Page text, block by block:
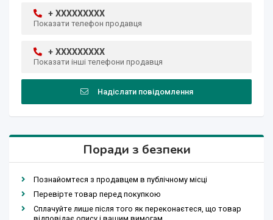
+ XXXXXXXXX
Показати телефон продавця
+ XXXXXXXXX
Показати інші телефони продавця
Надіслати повідомлення
Поради з безпеки
Познайомтеся з продавцем в публічному місці
Перевірте товар перед покупкою
Сплачуйте лише після того як переконаєтеся, що товар